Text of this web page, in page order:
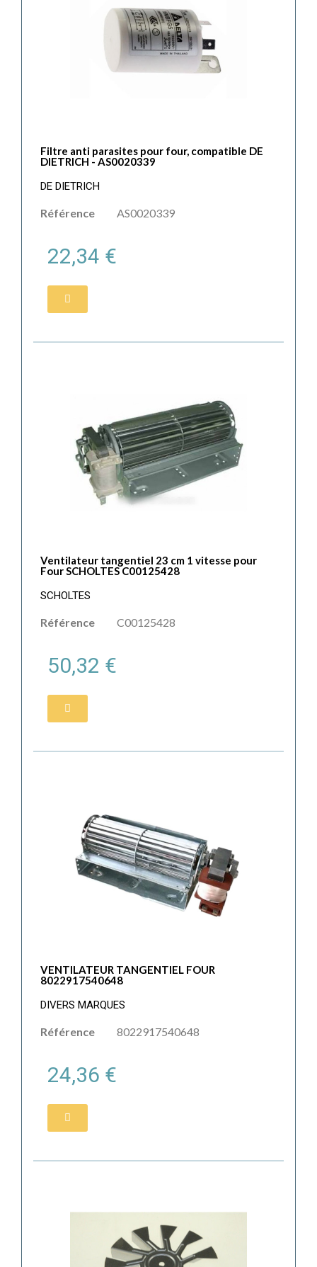
Filtre anti parasites pour four, compatible DE
DIETRICH - AS0020339
DE DIETRICH
Référence AS0020339
22,34 €
Ventilateur tangentiel 23 cm 1 vitesse pour
Four SCHOLTES C00125428
SCHOLTES
Référence C00125428
50,32 €
VENTILATEUR TANGENTIEL FOUR
8022917540648
DIVERS MARQUES
Référence 8022917540648
24,36 €